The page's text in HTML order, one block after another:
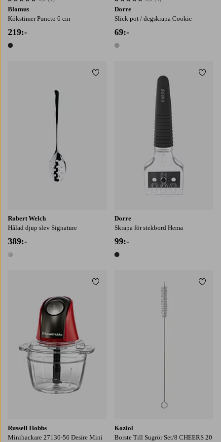
Blomus
Kökstimer Puncto 6 cm
219:-
1 färg
Dorre
Slick pot / degskrapa Cookie
69:-
1 färg
Robert Welch
Hålad djup slev Signature
389:-
1 färg
Lägg till i favoriter
Dorre
Skrapa för stekbord Hema
99:-
1 färg
Russell Hobbs
Minihackare 27130-56 Desire Mini
Lägg till i favoriter
Koziol
Borste Till Sugrör Set/8 CHEERS 20